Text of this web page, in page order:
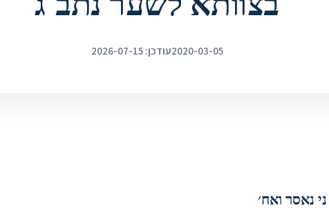
2020-03-05עודכן: 2026-07-15